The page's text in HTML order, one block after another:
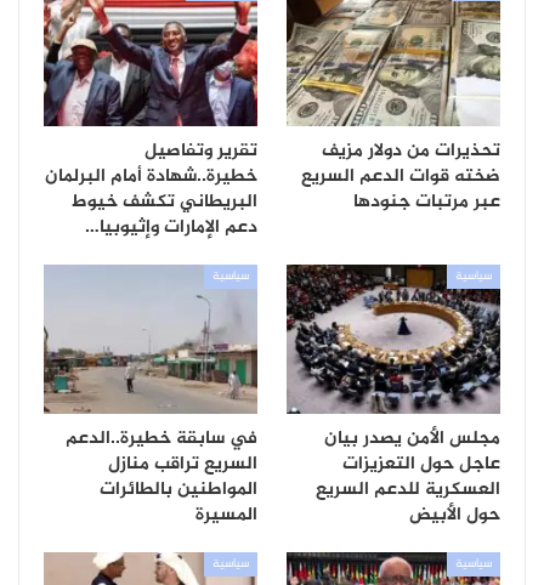
تحذيرات من دولار مزيف
ضخته قوات الدعم السريع
عبر مرتبات جنودها
تقرير وتفاصيل
خطيرة..شهادة أمام البرلمان
البريطاني تكشف خيوط
دعم الإمارات وإثيوبيا…
سياسية
مجلس الأمن يصدر بيان
عاجل حول التعزيزات
العسكرية للدعم السريع
حول الأبيض
سياسية
في سابقة خطيرة..الدعم
السريع تراقب منازل
المواطنين بالطائرات
المسيرة
سياسية سياسية